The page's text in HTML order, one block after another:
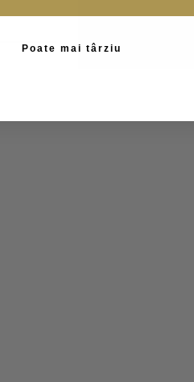
Poate mai târziu